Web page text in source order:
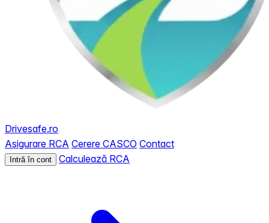
Drivesafe.ro
Asigurare RCA Cerere CASCO Contact
Intră în cont Calculează RCA